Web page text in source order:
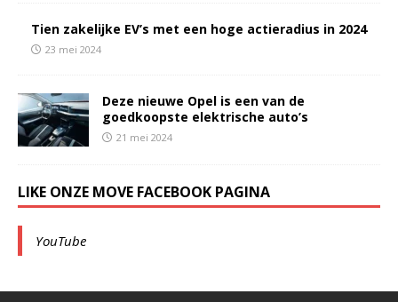
Tien zakelijke EV’s met een hoge actieradius in 2024
23 mei 2024
Deze nieuwe Opel is een van de
goedkoopste elektrische auto’s
21 mei 2024
LIKE ONZE MOVE FACEBOOK PAGINA
YouTube